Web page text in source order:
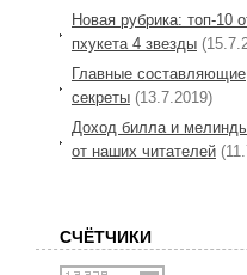
Новая рубрика: топ-10
пхукета 4 звезды
Главные составляющие,
секреты (13.7.2019)
Доход билла и мелинды
от наших читателей
СЧЁТЧИКИ